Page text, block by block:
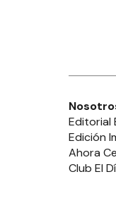
Editorial
Edición
Ahora
Club El